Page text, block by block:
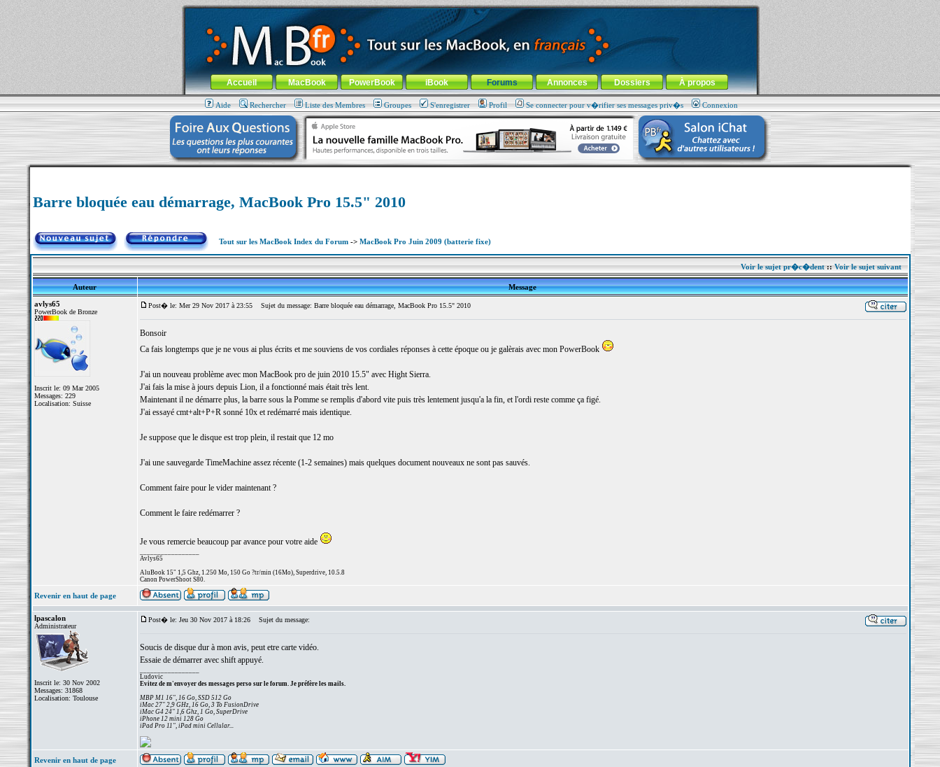
MacBook-fr.com : 100% Apple... 100% nomade !
Aller au contenu-Aller au menu général-Aller au menu de la rubrique
Menu général
Accueil MacBook PowerBook iBook Forums Annonces Dossiers À propos
Aide Rechercher Liste des Membres Groupes S'enregistrer Profil Se connecter pour v�rifier ses messages priv�s Connexion
Barre bloquée eau démarrage, MacBook Pro 15.5" 2010
Tout sur les MacBook Index du Forum-> MacBook Pro Juin 2009 (batterie fixe)
Voir le sujet pr�c�dent::Voir le sujet suivant
Auteur
Message
avlys65
PowerBook de Bronze
Inscrit le: 09 Mar 2005
Messages: 229
Localisation: Suisse
Post� le: Mer 29 Nov 2017 à 23:55 Sujet du message: Barre bloquée eau démarrage, MacBook Pro 15.5" 2010
Bonsoir
Ca fais longtemps que je ne vous ai plus écrits et me souviens de vos cordiales réponses à cette époque ou je galèrais avec mon PowerBook
J'ai un nouveau problème avec mon MacBook pro de juin 2010 15.5" avec Hight Sierra.
J'ai fais la mise à jours depuis Lion, il a fonctionné mais était très lent.
Maintenant il ne démarre plus, la barre sous la Pomme se remplis d'abord vite puis très lentement jusqu'a la fin, et l'ordi reste comme ça figé.
J'ai essayé cmt+alt+P+R sonné 10x et redémarré mais identique.
Je suppose que le disque est trop plein, il restait que 12 mo
J'ai une sauvegarde TimeMachine assez récente (1-2 semaines) mais quelques document nouveaux ne sont pas sauvés.
Comment faire pour le vider maintenant ?
Comment le faire redémarrer ?
Je vous remercie beaucoup par avance pour votre aide
Avlys65
AluBook 15" 1,5 Ghz, 1.250 Mo, 150 Go ?tr/min (16Mo), Superdrive, 10.5.8
Canon PowerShoot S80.
Revenir en haut de page
lpascalon
Administrateur
Inscrit le: 30 Nov 2002
Messages: 31868
Localisation: Toulouse
Post� le: Jeu 30 Nov 2017 à 18:26 Sujet du message:
Soucis de disque dur à mon avis, peut etre carte vidéo.
Essaie de démarrer avec shift appuyé.
Ludovic
Evitez de m'envoyer des messages perso sur le forum. Je préfère les mails.
MBP M1 16", 16 Go, SSD 512 Go
iMac 27" 2,9 GHz, 16 Go, 3 To FusionDrive
iMac G4 24" 1,6 Ghz, 1 Go, SuperDrive
iPhone 12 mini 128 Go
iPad Pro 11", iPad mini Cellular...
Revenir en haut de page